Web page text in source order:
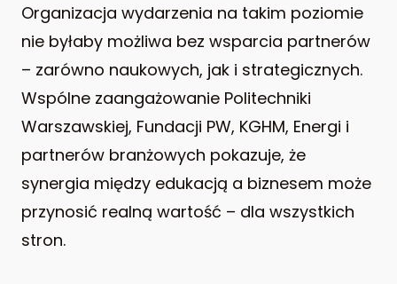
Organizacja wydarzenia na takim poziomie
nie byłaby możliwa bez wsparcia partnerów
– zarówno naukowych, jak i strategicznych.
Wspólne zaangażowanie Politechniki
Warszawskiej, Fundacji PW, KGHM, Energi i
partnerów branżowych pokazuje, że
synergia między edukacją a biznesem może
przynosić realną wartość – dla wszystkich
stron.